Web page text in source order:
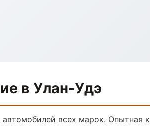
в Улан-Удэ
всех марок. Опытная